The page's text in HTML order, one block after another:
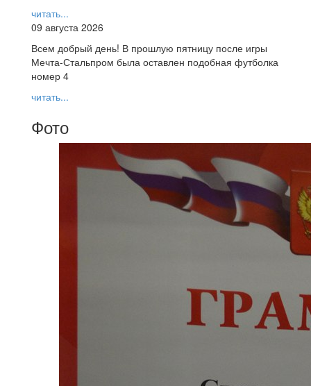
читать...
09 августа 2026
Всем добрый день! В прошлую пятницу после игры
Мечта-Стальпром была оставлен подобная футболка
номер 4
читать...
Фото